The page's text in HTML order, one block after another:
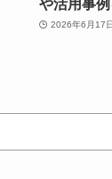
や活用事例
2026年6月17日